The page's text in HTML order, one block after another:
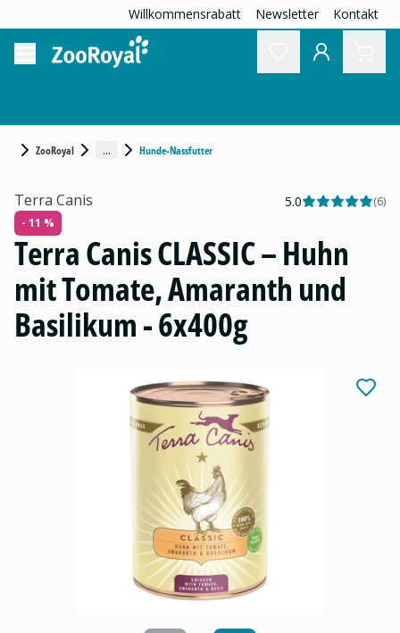
Willkommensrabatt Newsletter Kontakt
ZooRoyal ... Hunde-Nassfutter
Terra Canis 5.0 (6)
- 11 %
Terra Canis CLASSIC – Huhn
mit Tomate, Amaranth und
Basilikum - 6x400g